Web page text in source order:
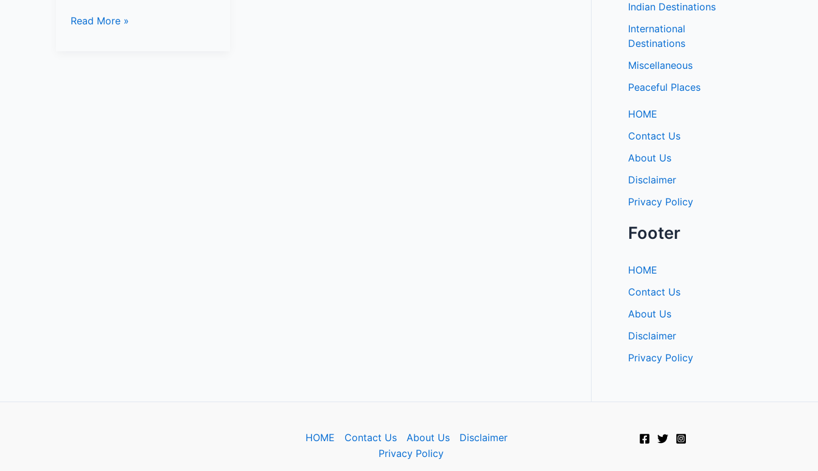
10+
Read More »
Indian Destinations
International
Destinations
Miscellaneous
Peaceful Places
HOME
Contact Us
About Us
Disclaimer
Privacy Policy
Footer
HOME
Contact Us
About Us
Disclaimer
Privacy Policy
HOME Contact Us About Us
Disclaimer
Privacy Policy